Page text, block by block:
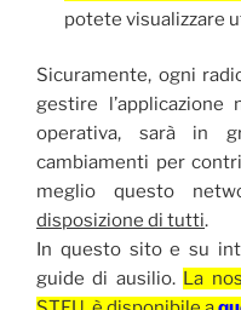
potete visualizzare
Sicuramente, ogni
gestire l’applicazione
operativa, sarà in
cambiamenti per
meglio questo
disposizione di tutti.
In questo sito e su
guide di ausilio. La